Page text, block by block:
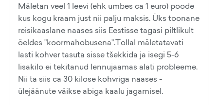
Mäletan veel 1 leevi (ehk umbes ca 1 euro) poode
kus kogu kraam just nii palju maksis. Üks toonane
reisikaaslane naases siis Eestisse tagasi piltlikult
öeldes "koormahobusena".Tollal mäletatavati
lasti kohver tasuta sisse tšekkida ja isegi 5-6
lisakilo ei tekitanud lennujaamas alati probleeme.
Nii ta siis ca 30 kilose kohvriga naases -
ülejäänute väikse abiga kaalu jagamisel.